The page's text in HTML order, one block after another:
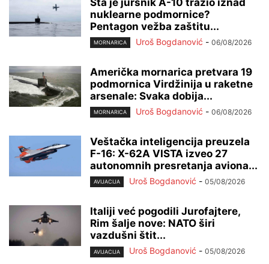
nuklearne podmornice?
Pentagon vežba zaštitu...
MORNARICA Uroš Bogdanović - 06/08/2026
Američka mornarica pretvara 19
podmornica Virdžinija u raketne
arsenale: Svaka dobija...
MORNARICA Uroš Bogdanović - 06/08/2026
Veštačka inteligencija preuzela
F-16: X-62A VISTA izveo 27
autonomnih presretanja aviona...
AVIJACIJA Uroš Bogdanović - 05/08/2026
Italiji već pogodili Jurofajtere,
Rim šalje nove: NATO širi
vazdušni štit...
AVIJACIJA Uroš Bogdanović - 05/08/2026